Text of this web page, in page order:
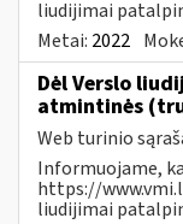
liudijimai
Metai: 2022
Dėl Verslo
atmintinės
Web turinio
Informuojame,
https://
liudijimai